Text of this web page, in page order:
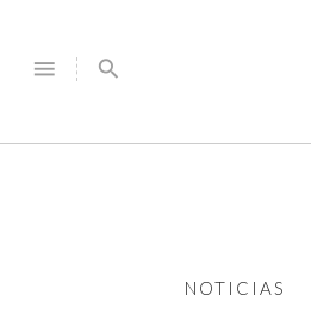
menu search
NOTICIAS